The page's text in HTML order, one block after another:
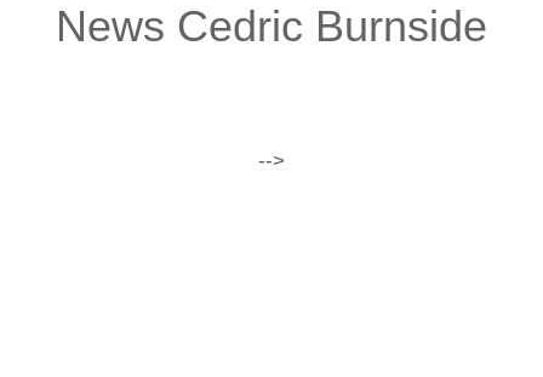
News Cedric Burnside
-->